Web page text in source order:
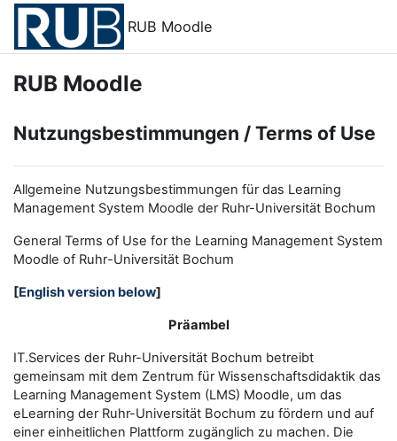
Zum Hauptinhalt
RUB Moodle
RUB Moodle
Nutzungsbestimmungen / Terms of Use
Allgemeine Nutzungsbestimmungen für das Learning
Management System Moodle der Ruhr-Universität Bochum
General Terms of Use for the Learning Management System
Moodle of Ruhr-Universität Bochum
[English version below]
Präambel
IT.Services der Ruhr-Universität Bochum betreibt
gemeinsam mit dem Zentrum für Wissenschaftsdidaktik das
Learning Management System (LMS) Moodle, um das
eLearning der Ruhr-Universität Bochum zu fördern und auf
einer einheitlichen Plattform zugänglich zu machen. Die